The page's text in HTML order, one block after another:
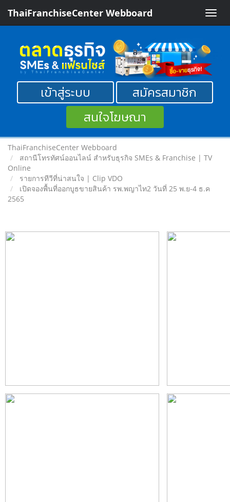
Toggle
ThaiFranchiseCenter Webboard
เข้าสู่ระบบ
สมัครสมาชิก
สนใจโฆษณา
ThaiFranchiseCenter Webboard
สถานีโทรทัศน์ออนไลน์ สำหรับธุรกิจ SMEs & Franchise | TV
Online
รายการทีวีที่น่าสนใจ | Clip VDO
เปิดจองพื้นที่ออกบูธขายสินค้า รพ.พญาไท2 วันที่ 25 พ.ย-4 ธ.ค
2565